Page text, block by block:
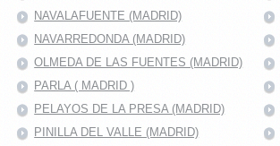
NAVALAFUENTE (MADRID)
NAVARREDONDA (MADRID)
OLMEDA DE LAS FUENTES (MADRID)
PARLA ( MADRID )
PELAYOS DE LA PRESA (MADRID)
PINILLA DEL VALLE (MADRID)